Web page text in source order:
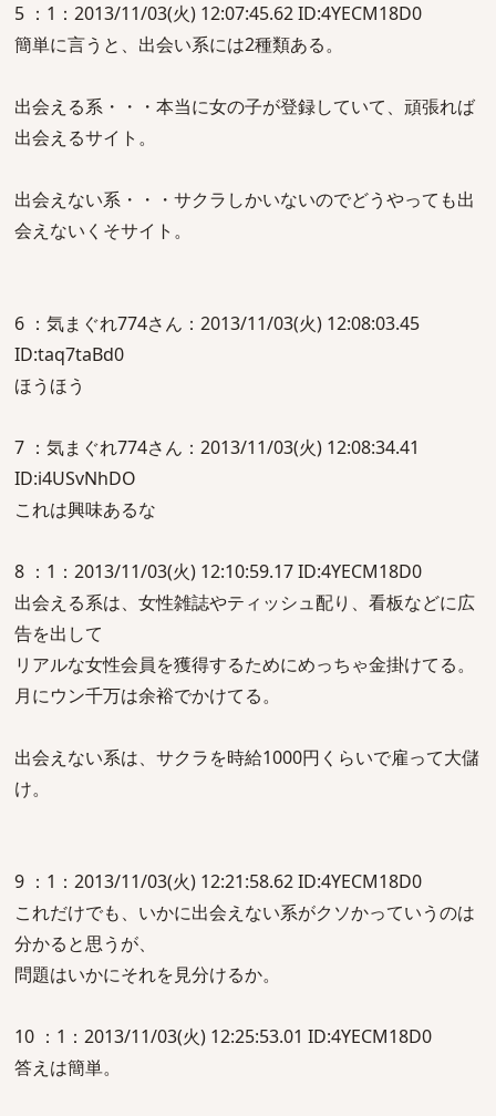
5 ：1：2013/11/03(火) 12:07:45.62 ID:4YECM18D0
簡単に言うと、出会い系には2種類ある。
出会える系・・・本当に女の子が登録していて、頑張れば
出会えるサイト。
出会えない系・・・サクラしかいないのでどうやっても出
会えないくそサイト。
6 ：気まぐれ774さん：2013/11/03(火) 12:08:03.45
ID:taq7taBd0
ほうほう
7 ：気まぐれ774さん：2013/11/03(火) 12:08:34.41
ID:i4USvNhDO
これは興味あるな
8 ：1：2013/11/03(火) 12:10:59.17 ID:4YECM18D0
出会える系は、女性雑誌やティッシュ配り、看板などに広
告を出して
リアルな女性会員を獲得するためにめっちゃ金掛けてる。
月にウン千万は余裕でかけてる。
出会えない系は、サクラを時給1000円くらいで雇って大儲
け。
9 ：1：2013/11/03(火) 12:21:58.62 ID:4YECM18D0
これだけでも、いかに出会えない系がクソかっていうのは
分かると思うが、
問題はいかにそれを見分けるか。
10 ：1：2013/11/03(火) 12:25:53.01 ID:4YECM18D0
答えは簡単。